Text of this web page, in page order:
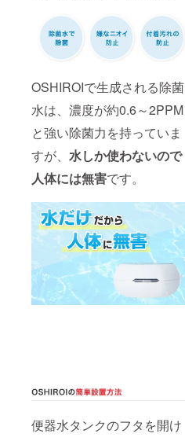
OSHIROIで生成される除菌
水は、濃度が約0.6～2PPM
と強い除菌力を持っていま
すが、 水しか使わないので
人体には無害です。
便器水タンクのフタを開け